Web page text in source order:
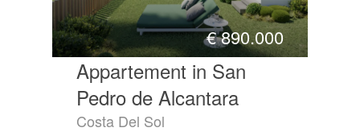
€890.000
Appartement in San
Pedro de Alcantara
Costa Del Sol